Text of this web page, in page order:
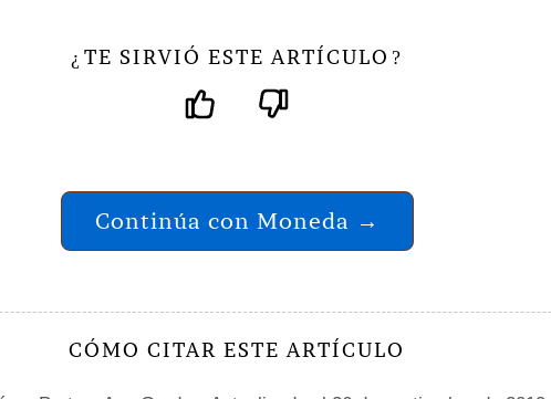
¿ TE SIRVIÓ ESTE ARTÍCULO ?
Continúa con Moneda →
CÓMO CITAR ESTE ARTÍCULO